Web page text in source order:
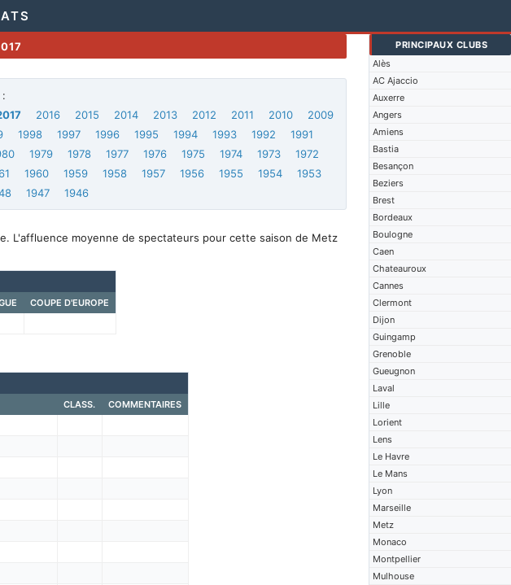
PRINCIPAUX CLUBS
Alès
AC Ajaccio
Auxerre
Angers
Amiens
Bastia
Besançon
Beziers
Brest
Bordeaux
Boulogne
Caen
Chateauroux
Cannes
Clermont
Dijon
Guingamp
Grenoble
Gueugnon
Laval
Lille
Lorient
Lens
Le Havre
Le Mans
Lyon
Marseille
Metz
Monaco
Montpellier
Mulhouse
2016 2015 2014 2013 2012 2011 2010
2009
1998 1997 1996 1995 1994 1993 1992
1991
1979 1978 1977 1976 1975 1974 1973
1972
1960 1959 1958 1957 1956 1955 1954
1953
1947 1946
L'affluence moyenne de spectateurs pour cette saison de Metz
COUPE D'EUROPE
CLASS. COMMENTAIRES